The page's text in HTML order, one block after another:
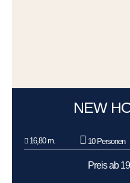
NEW
16,80 m. 10 Personen
Preis ab